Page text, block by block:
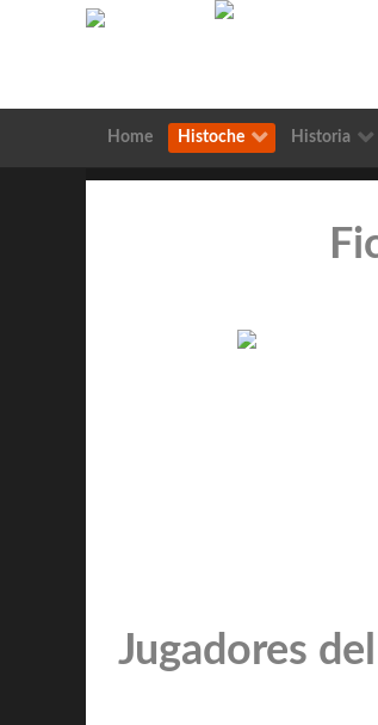
Home Histoche Historia
Jugadores